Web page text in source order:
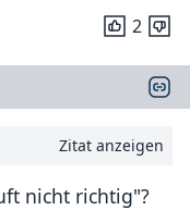
2
Zitat anzeigen
nicht richtig"?